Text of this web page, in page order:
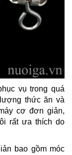
vụ trong quá
thức ăn và
cơ đơn giản,
rất ưa thích do
bao gồm móc